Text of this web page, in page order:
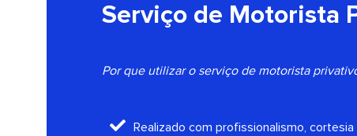
Serviço de Motorista
Por que utilizar o serviço de motorista
Realizado com profissionalismo,